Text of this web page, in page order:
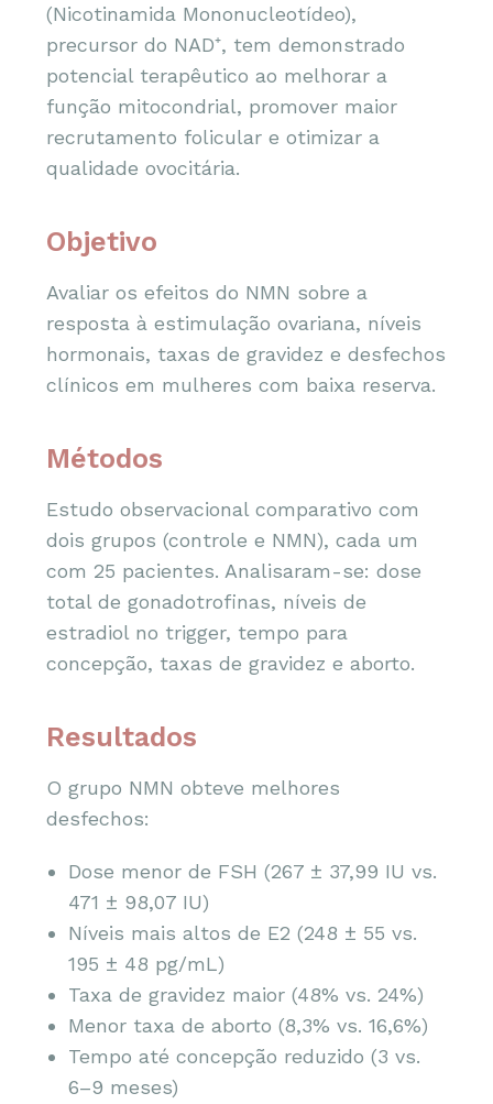
(Nicotinamida Mononucleotídeo),
precursor do NAD⁺, tem demonstrado
potencial terapêutico ao melhorar a
função mitocondrial, promover maior
recrutamento folicular e otimizar a
qualidade ovocitária.
Objetivo
Avaliar os efeitos do NMN sobre a
resposta à estimulação ovariana, níveis
hormonais, taxas de gravidez e desfechos
clínicos em mulheres com baixa reserva.
Métodos
Estudo observacional comparativo com
dois grupos (controle e NMN), cada um
com 25 pacientes. Analisaram-se: dose
total de gonadotrofinas, níveis de
estradiol no trigger, tempo para
concepção, taxas de gravidez e aborto.
Resultados
O grupo NMN obteve melhores
desfechos:
Dose menor de FSH (267 ± 37,99 IU vs.
471 ± 98,07 IU)
Níveis mais altos de E2 (248 ± 55 vs.
195 ± 48 pg/mL)
Taxa de gravidez maior (48% vs. 24%)
Menor taxa de aborto (8,3% vs. 16,6%)
Tempo até concepção reduzido (3 vs.
6–9 meses)